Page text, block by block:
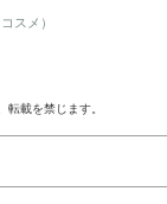
スメ）
載を禁じます。